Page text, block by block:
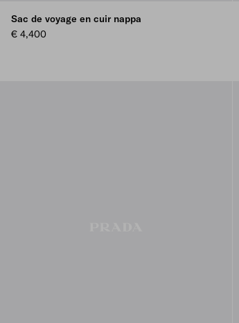
Sac de voyage en cuir nappa
€ 4,400